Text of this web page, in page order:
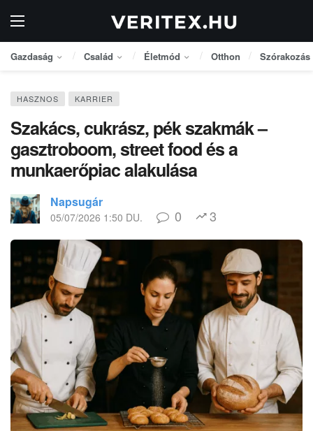
Gazdaság Család Életmód Otthon Szórakozás
HASZNOS KARRIER
Szakács, cukrász, pék szakmák –
gasztroboom, street food és a
munkaerőpiac alakulása
Napsugár
05/07/2026 1:50 DU. 0 3